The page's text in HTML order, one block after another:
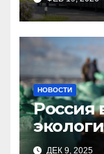
НОВОСТИ
Россия
ДЕК 9, 2025